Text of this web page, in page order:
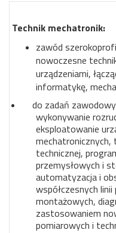
Technik mechatronik:
zawód
nowoczesne
urządzeniami,
informatykę,
do zadań
wykonywanie
eksploatowanie
mechatronicznych,
technicznej,
przemysłowych i
automatyzacja i
współczesnych
montażowych,
zastosowaniem
pomiarowych i